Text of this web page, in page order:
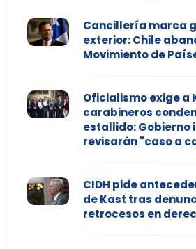
Cancillería marca
exterior: Chile
Movimiento de
Oficialismo exige a
carabineros
estallido: Gobierno
revisarán "caso a
CIDH pide
de Kast tras
retrocesos en